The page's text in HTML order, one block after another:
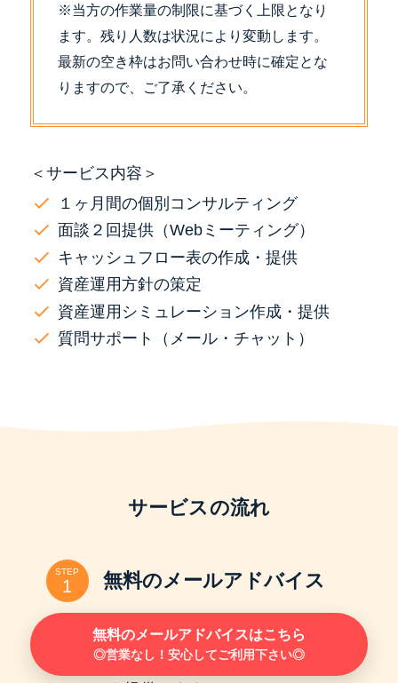
※当方の作業量の制限に基づく上限となり
ます。残り人数は状況により変動します。
最新の空き枠はお問い合わせ時に確定とな
りますので、ご了承ください。
＜サービス内容＞
１ヶ月間の個別コンサルティング
面談２回提供（Webミーティング）
キャッシュフロー表の作成・提供
資産運用方針の策定
資産運用シミュレーション作成・提供
質問サポート（メール・チャット）
サービスの流れ
STEP 無料のメールアドバイス
下のボタンから、退職金のお悩みについ
てお送りください。まずはメールでアド
無料のメールアドバイスはこちら
◎営業なし！安心してご利用下さい◎